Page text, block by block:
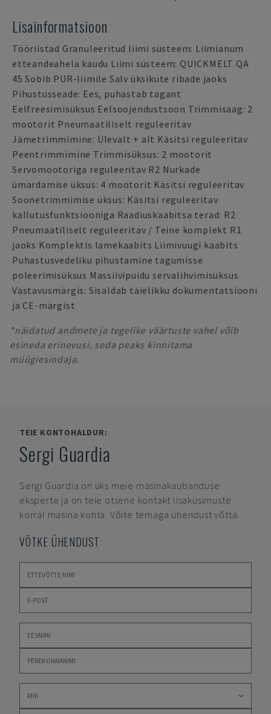
Lisainformatsioon
Tööriistad Granuleeritud liimi süsteem: Liimianum
etteandeahela kaudu Liimi süsteem: QUICKMELT QA
45 Sobib PUR-liimile Salv üksikute ribade jaoks
Pihustusseade: Ees, puhastab tagant
Eelfreesimisüksus Eelsoojendustsoon Trimmisaag: 2
mootorit Pneumaatiliselt reguleeritav
Jämetrimmimine: Ülevalt + alt Käsitsi reguleeritav
Peentrimmimine Trimmisüksus: 2 mootorit
Servomootoriga reguleeritav R2 Nurkade
ümardamise üksus: 4 mootorit Käsitsi reguleeritav
Soonetrimmimise üksus: Käsitsi reguleeritav
kallutusfunktsiooniga Raadiuskaabitsa terad: R2
Pneumaatiliselt reguleeritav / Teine komplekt R1
jaoks Komplektis lamekaabits Liimivuugi kaabits
Puhastusvedeliku pihustamine tagumisse
poleerimisüksus Massiivipuidu servalihvimisüksus
Vastavusmärgis: Sisaldab täielikku dokumentatsiooni
ja CE-märgist
*näidatud andmete ja tegelike väärtuste vahel võib
esineda erinevusi, seda peaks kinnitama
müügiesindaja.
TEIE KONTOHALDUR:
Sergi Guardia
Sergi Guardia on üks meie masinakaubanduse
eksperte ja on teie otsene kontakt lisaküsimuste
korral masina kohta. Võite temaga ühendust võtta.
VÕTKE ÜHENDUST